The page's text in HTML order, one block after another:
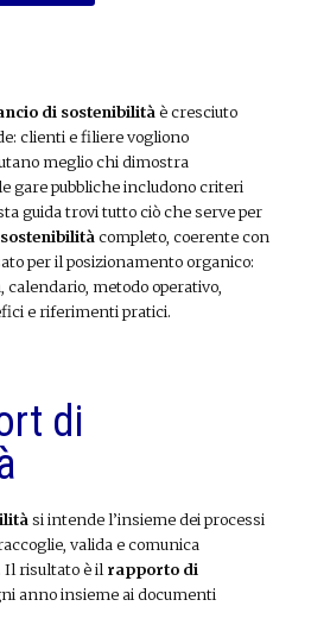
di sostenibilità è cresciuto
clienti e filiere vogliono
meglio chi dimostra
gare pubbliche includono criteri
guida trovi tutto ciò che serve per
completo, coerente con
per il posizionamento organico:
metodo operativo,
e riferimenti pratici.
di
si intende l’insieme dei processi
valida e comunica
Il risultato è il rapporto di
anno insieme ai documenti